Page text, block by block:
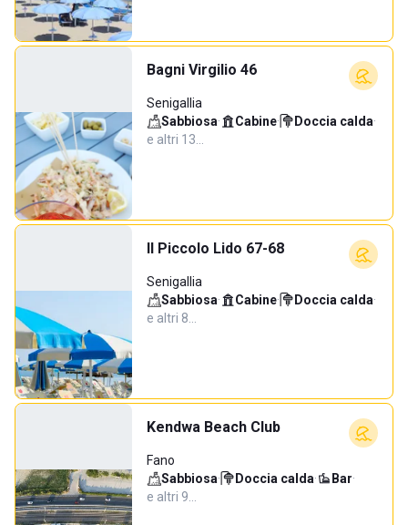
Bagni Virgilio 46
Senigallia
Sabbiosa· Cabine· Doccia calda·
e altri 13…
Il Piccolo Lido 67-68
Senigallia
Sabbiosa· Cabine· Doccia calda·
e altri 8…
Kendwa Beach Club
Fano
Sabbiosa· Doccia calda· Bar·
e altri 9…